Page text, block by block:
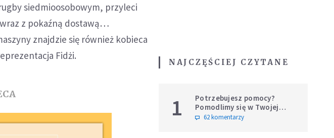
siedmioosobowym, przyleci
z pokaźną dostawą…
znajdzie się również kobieca
Fidżi.
NAJCZĘŚCIEJ CZYTANE
1
Potrzebujesz pomocy?
Pomodlimy się w Twojej
intencji
62 komentarzy